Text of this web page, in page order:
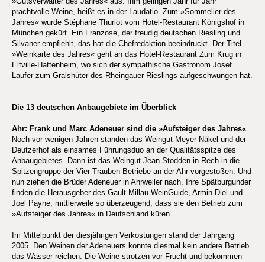
prachtvolle Weine, heißt es in der Laudatio. Zum »Sommelier des
Jahres« wurde Stéphane Thuriot vom Hotel-Restaurant Königshof in
München gekürt. Ein Franzose, der freudig deutschen Riesling und
Silvaner empfiehlt, das hat die Chefredaktion beeindruckt. Der Titel
»Weinkarte des Jahres« geht an das Hotel-Restaurant Zum Krug in
Eltville-Hattenheim, wo sich der sympathische Gastronom Josef
Laufer zum Gralshüter des Rheingauer Rieslings aufgeschwungen hat.
Die 13 deutschen Anbaugebiete im Überblick
Ahr: Frank und Marc Adeneuer sind die »Aufsteiger des Jahres«
Noch vor wenigen Jahren standen das Weingut Meyer-Näkel und der
Deutzerhof als einsames Führungsduo an der Qualitätsspitze des
Anbaugebietes. Dann ist das Weingut Jean Stodden in Rech in die
Spitzengruppe der Vier-Trauben-Betriebe an der Ahr vorgestoßen. Und
nun ziehen die Brüder Adeneuer in Ahrweiler nach. Ihre Spätburgunder
finden die Herausgeber des Gault Millau WeinGuide, Armin Diel und
Joel Payne, mittlerweile so überzeugend, dass sie den Betrieb zum
»Aufsteiger des Jahres« in Deutschland küren.
Im Mittelpunkt der diesjährigen Verkostungen stand der Jahrgang
2005. Den Weinen der Adeneuers konnte diesmal kein andere Betrieb
das Wasser reichen. Die Weine strotzen vor Frucht und bekommen